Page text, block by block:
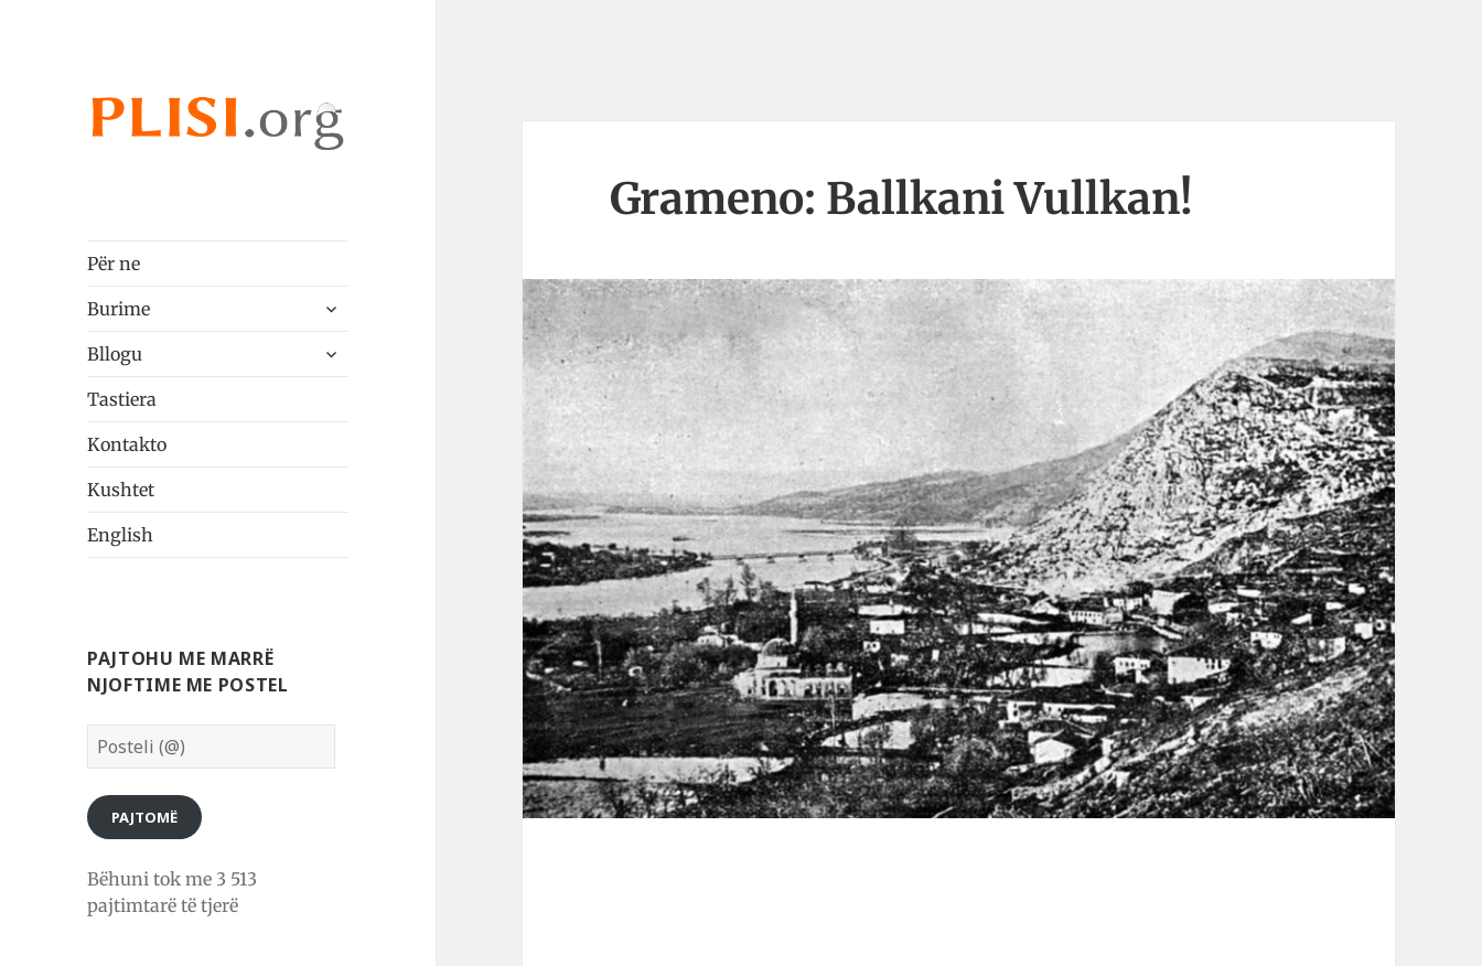
Për ne
Burime
zgjeroni
pjellë
Bllogu
zgjeroni
Tastiera
Kontakto
Kushtet
English
PAJTOHU ME MARRË
NJOFTIME ME POSTEL
Posteli
PAJTOMË
Bëhuni tok me 3 513
pajtimtarë të tjerë
Grameno: Ballkani Vullkan!